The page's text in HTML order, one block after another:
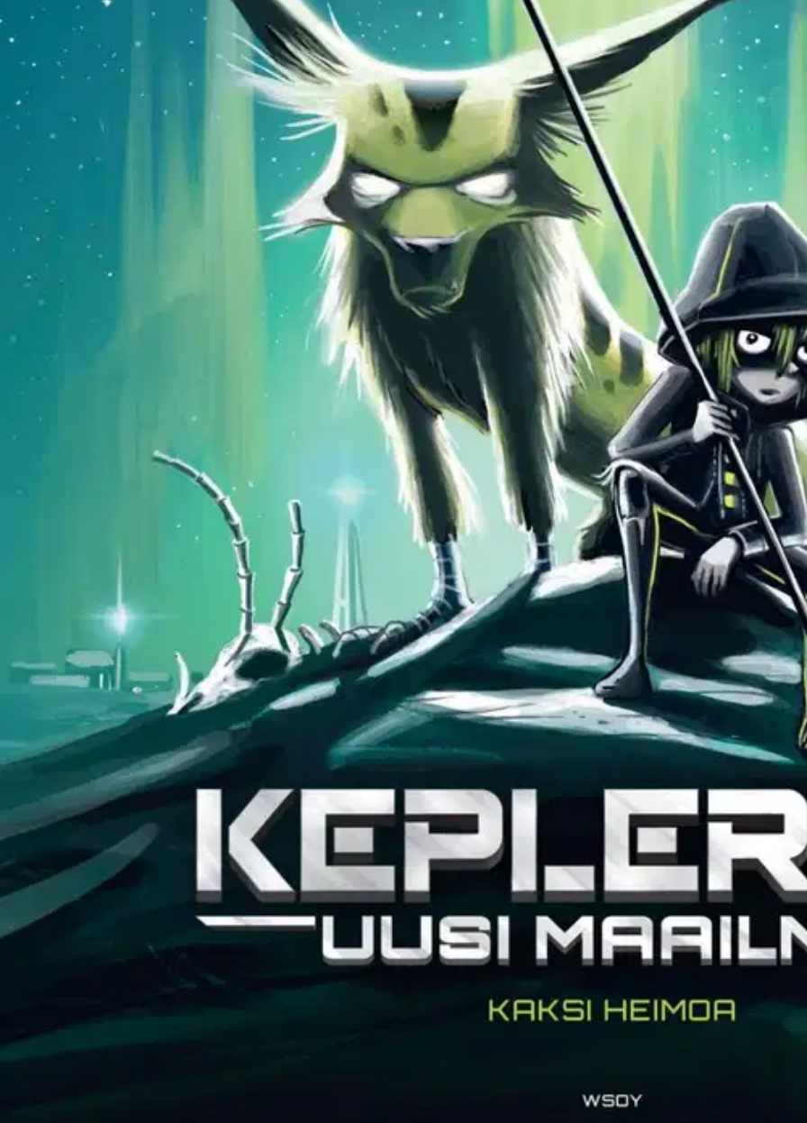
Tarkista myymäläsaatavuus
Tuotekuvaus
Kepler62-avaruusseikkailun toinen kausi alkaa! Suosittujen tekijöiden Kepler62-seikkailu vie lukijan jännittävälle matkalle läpi avaruuden.
kuvaava sarja on saavuttanut suuren suosion Suomessa ja ulkomailla. Alkuperäisen Kepler62-retkikunnan nuorin jäsen, Joni on saanut
Joku sabotoi vähän kaikkea ja jättää uhkaavia viestejä ja merkkejä.
Viljelykset eivät onnistu, sillä Keplerin tuholaiset syövät sadon
mistään ja on siksi Keplerissä kuin kotonaan. "...Kepler62 tuntui olevan juuri sellainen kirja, jollaista lapset olivat tietämättään toivoneet."
Kepler62-sarjan toista tuotantokautta vuorotellen norjalaisen Bjørn Sortlandin kanssa, ja planeetalle syntyneistä kahdesta heimosta kertovat
viimeistelee houkuttavat avaruusseikkailut. Suosikkikirjailijat Timo Parvela ja norjalainen Bjørn Sortland ovat yhdessä kuvittaja Pasi
tuntemattomalla planeetalla. Sarjan ensimmäiset kuusi osaa löysivät heti alakouluikäisten lukijoiden suosion ja Kepler62-kirjoja on
Oletko tyytyväinen tuotetietoihin?
Ovatko tuotetiedot riittävät? Jos tuotetiedoissa on puutteita tai niitä voisi muuten parantaa, anna palautetta.
Avautuu uuteen välilehteen
Ilmainen palautus 30 päivää.*
Nouto myymälästä ilman toimituskuluja.
Asiakasomistajalle Bonusta jopa 5 %.*
Verkkokauppa
Ensitilaajan pikaopas
Myymälänouto
Palautukset
Reklamaatio
Tietosuojakäytäntö